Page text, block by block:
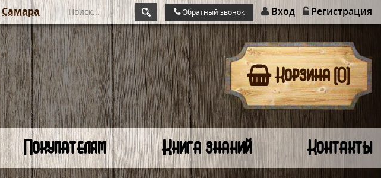
Самара Обратный звонок Вход Регистрация
Корзина (0)
Покупателям Книга знаний Контакты